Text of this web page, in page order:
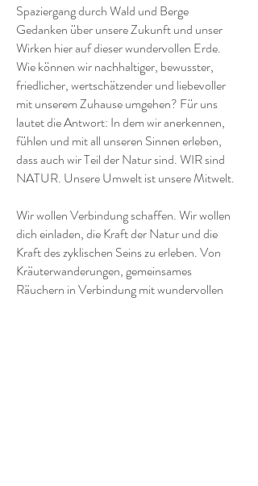
Spaziergang durch Wald und Berge
Gedanken über unsere Zukunft und unser
Wirken hier auf dieser wundervollen Erde.
Wie können wir nachhaltiger, bewusster,
friedlicher, wertschätzender und liebevoller
mit unserem Zuhause umgehen? Für uns
lautet die Antwort: In dem wir anerkennen,
fühlen und mit all unseren Sinnen erleben,
dass auch wir Teil der Natur sind. WIR sind
NATUR. Unsere Umwelt ist unsere Mitwelt.
Wir wollen Verbindung schaffen. Wir wollen
dich einladen, die Kraft der Natur und die
Kraft des zyklischen Seins zu erleben. Von
Kräuterwanderungen, gemeinsames
Räuchern in Verbindung mit wundervollen